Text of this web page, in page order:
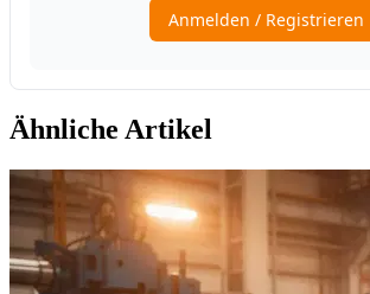
Ähnliche Artikel